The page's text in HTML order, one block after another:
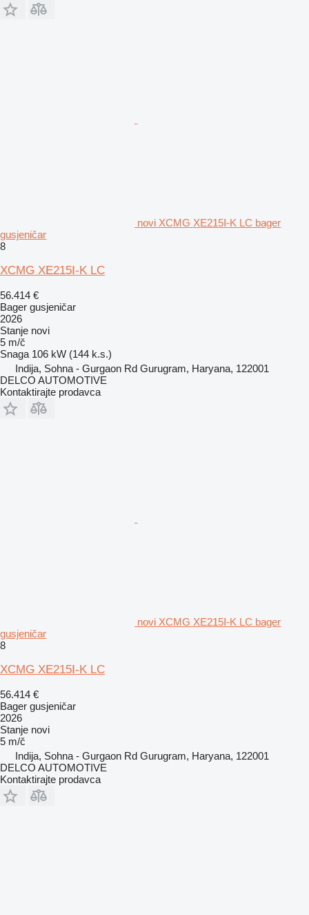
novi XCMG XE215I-K LC bager
gusjeničar
8
XCMG XE215I-K LC
56.414 €
Bager gusjeničar
2026
Stanje novi
5 m/č
Snaga 106 kW (144 k.s.)
Indija, Sohna - Gurgaon Rd Gurugram, Haryana, 122001
DELCO AUTOMOTIVE
Kontaktirajte prodavca
novi XCMG XE215I-K LC bager
gusjeničar
8
XCMG XE215I-K LC
56.414 €
Bager gusjeničar
2026
Stanje novi
5 m/č
Indija, Sohna - Gurgaon Rd Gurugram, Haryana, 122001
DELCO AUTOMOTIVE
Kontaktirajte prodavca